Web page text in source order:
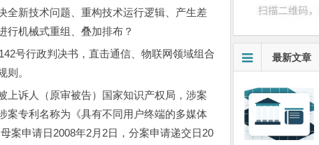
全新技术问题、重构技术运行逻辑、产生差
行机械式重组、叠加排布？
号行政判决书，直击通信、物联网领域组合
则。
上诉人（原审被告）国家知识产权局，涉案
案专利名称为《具有不同用户终端的多媒体
案申请日2008年2月2日，分案申请递交日20
最新文章